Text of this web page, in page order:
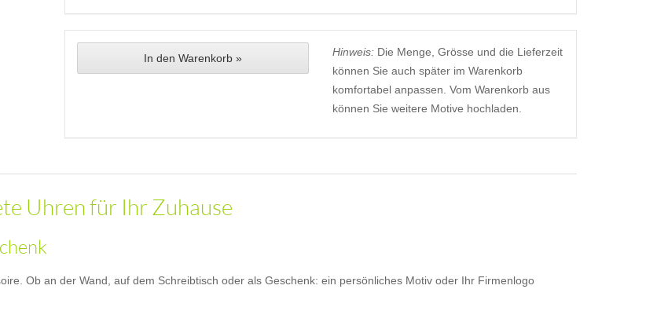
In den Warenkorb » Hinweis:Die Menge, Grösse und die Lieferzeit
können Sie auch später im Warenkorb
komfortabel anpassen. Vom Warenkorb aus
können Sie weitere Motive hochladen.
Uhren für Ihr Zuhause
Ob an der Wand, auf dem Schreibtisch oder als Geschenk: ein persönliches Motiv oder Ihr Firmenlogo